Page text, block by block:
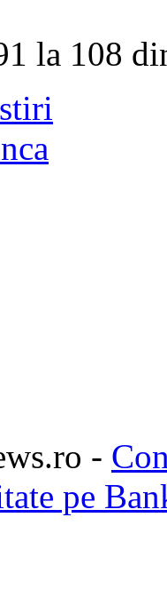
la 108
-
pe